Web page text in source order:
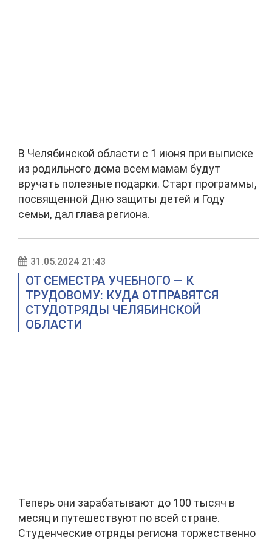
В Челябинской области с 1 июня при выписке
из родильного дома всем мамам будут
вручать полезные подарки. Старт программы,
посвященной Дню защиты детей и Году
семьи, дал глава региона.
31.05.2024 21:43
ОТ СЕМЕСТРА УЧЕБНОГО — К
ТРУДОВОМУ: КУДА ОТПРАВЯТСЯ
СТУДОТРЯДЫ ЧЕЛЯБИНСКОЙ
ОБЛАСТИ
Теперь они зарабатывают до 100 тысяч в
месяц и путешествуют по всей стране.
Студенческие отряды региона торжественно